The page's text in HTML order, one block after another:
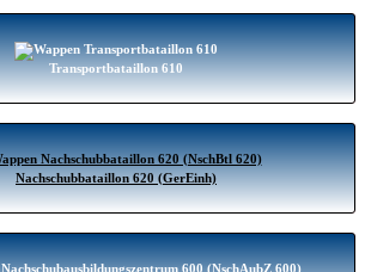
Transportbataillon 610
Nachschubbataillon 620 (GerEinh)